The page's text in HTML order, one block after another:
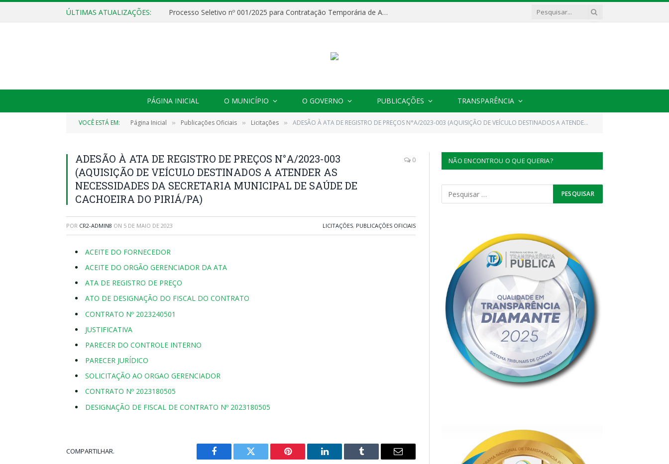
ÚLTIMAS ATUALIZAÇÕES: Processo Seletivo nº 001/2025 para Contratação Temporária de Agentes Comunitários de Saúde (ACS)
PÁGINA INICIAL O MUNICÍPIO O GOVERNO PUBLICAÇÕES TRANSPARÊNCIA
VOCÊ ESTÁ EM: Página Inicial » Publicações Oficiais » Licitações » ADESÃO À ATA DE REGISTRO DE PREÇOS N°A/2023-003 (AQUISIÇÃO DE VEÍCULO DESTINADOS A ATENDER AS NECESSIDADES DA SECRETARIA MUNICIPAL DE SAÚDE DE CACHOEIRA DO PIRIÁ/PA)
ADESÃO À ATA DE REGISTRO DE PREÇOS N°A/2023-003
(AQUISIÇÃO DE VEÍCULO DESTINADOS A ATENDER AS
NECESSIDADES DA SECRETARIA MUNICIPAL DE SAÚDE DE
CACHOEIRA DO PIRIÁ/PA)
0
POR CR2-ADMIN8 ON 5 DE MAIO DE 2023 LICITAÇÕES, PUBLICAÇÕES OFICIAIS
ACEITE DO FORNECEDOR
ACEITE DO ORGÃO GERENCIADOR DA ATA
ATA DE REGISTRO DE PREÇO
ATO DE DESIGNAÇÃO DO FISCAL DO CONTRATO
CONTRATO Nº 2023240501
JUSTIFICATIVA
PARECER DO CONTROLE INTERNO
PARECER JURÍDICO
SOLICITAÇÃO AO ORGAO GERENCIADOR
CONTRATO Nº 2023180505
DESIGNAÇÃO DE FISCAL DE CONTRATO Nº 2023180505
COMPARTILHAR.
Facebook Twitter Pinterest LinkedIn Tumblr
E-
NÃO ENCONTROU O QUE QUERIA?